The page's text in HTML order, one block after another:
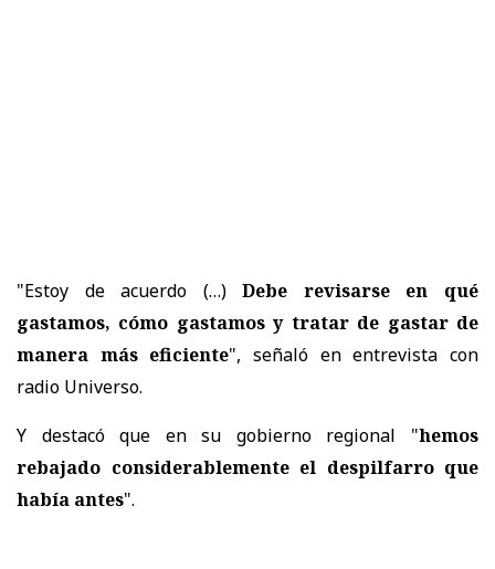
"Estoy de acuerdo (…)Debe revisarse en qué
gastamos, cómo gastamos y tratar de gastar de
manera más eficiente", señaló en entrevista con
radio Universo.
Y destacó que en su gobierno regional "hemos
rebajado considerablemente el despilfarro que
había antes".